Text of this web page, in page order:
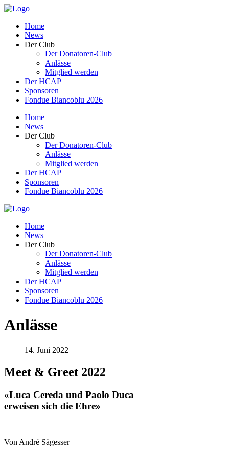
Home
News
Der Club
Der Donatoren-Club
Anlässe
Mitglied werden
Der HCAP
Sponsoren
Fondue Biancoblu 2026
Home
News
Der Club
Der Donatoren-Club
Anlässe
Mitglied werden
Der HCAP
Sponsoren
Fondue Biancoblu 2026
Home
News
Der Club
Der Donatoren-Club
Anlässe
Mitglied werden
Der HCAP
Sponsoren
Fondue Biancoblu 2026
Anlässe
14. Juni 2022
Meet & Greet 2022
«Luca Cereda und Paolo Duca
erweisen sich die Ehre»
Von André Sägesser